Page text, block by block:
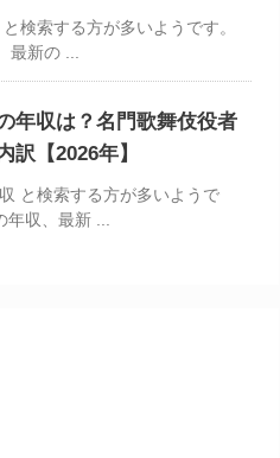
検索する方が多いようです。
最新の ...
年収は？名門歌舞伎役者
訳【2026年】
と検索する方が多いようで
収、最新 ...